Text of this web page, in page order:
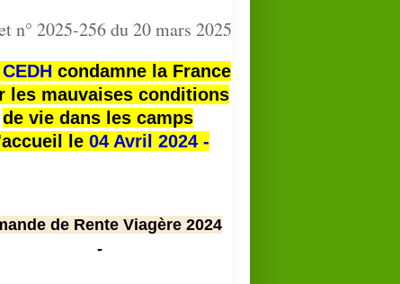
n° 2025-256 du 20 mars 2025
CEDHcondamne la France
les mauvaises conditions
de vie dans les camps
le 04 Avril 2024 -
de Rente Viagère 2024
-